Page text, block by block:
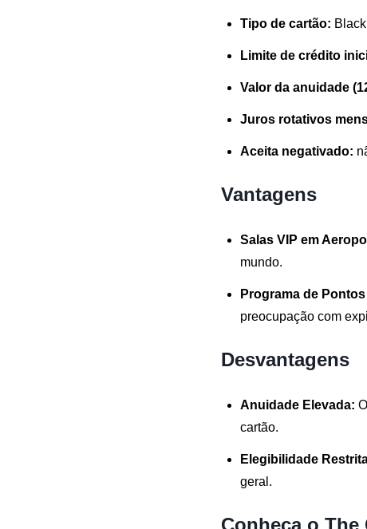
Tipo de cartão: Black
Limite de crédito
Valor da anuidade
Juros rotativos
Aceita negativado:
Vantagens
Salas VIP em
mundo.
Programa de
preocupação com
Desvantagens
Anuidade Elevada:
cartão.
Elegibilidade
geral.
Conheça o The